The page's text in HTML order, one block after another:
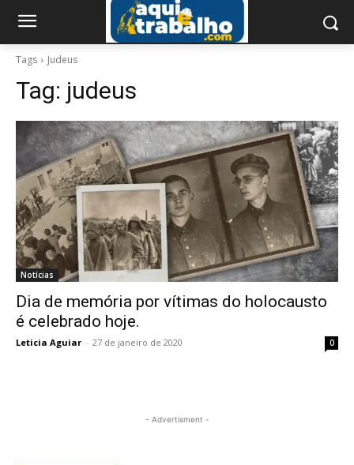
Tags Judeus
Tag: judeus
Notícias
Dia de memória por vítimas do holocausto
é celebrado hoje.
Leticia Aguiar - 27 de janeiro de 2020 0
- Advertisment -